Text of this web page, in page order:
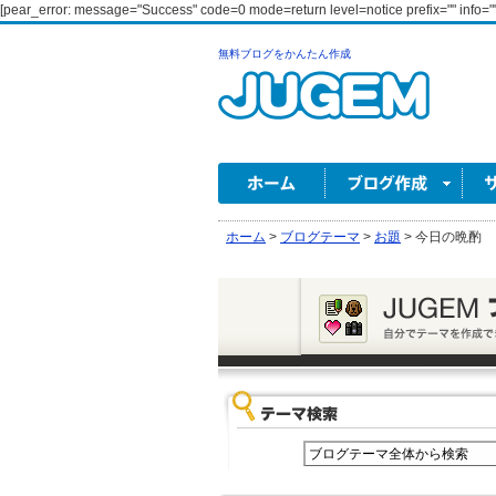
[pear_error: message="Success" code=0 mode=return level=notice prefix=""
無料ブログをかんたん作成
ホーム > ブログテーマ > お題 > 今日の晩酌